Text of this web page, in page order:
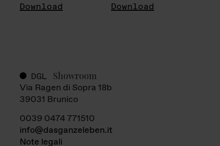
Download Download
DGL Showroom
Via Ragen di Sopra 18b
39031 Brunico
0039 0474 771510
info@dasganzeleben.it
Note legali